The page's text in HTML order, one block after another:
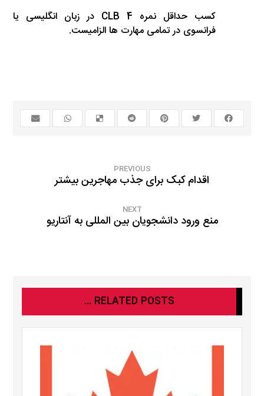
کسب حداقل نمره CLB 4 در زبان انگلیسی یا
فرانسوی در تمامی مهارت ها الزامیست.
PREVIOUS
اقدام کبک برای جذب مهاجرین بیشتر
NEXT
منع ورود دانشجویان بین المللی به آنتاریو
RELATED POSTS ...